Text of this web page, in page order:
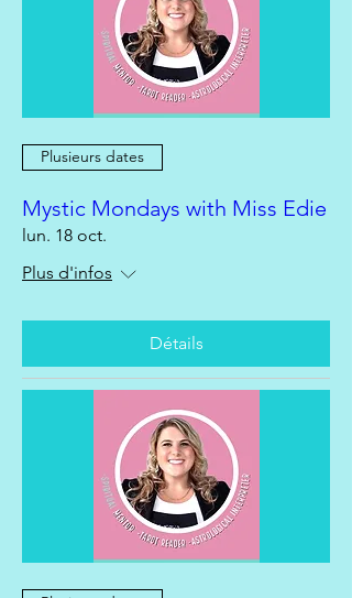
Plusieurs dates
Mystic Mondays with Miss Edie
lun. 18 oct.
Plus d'infos
Détails